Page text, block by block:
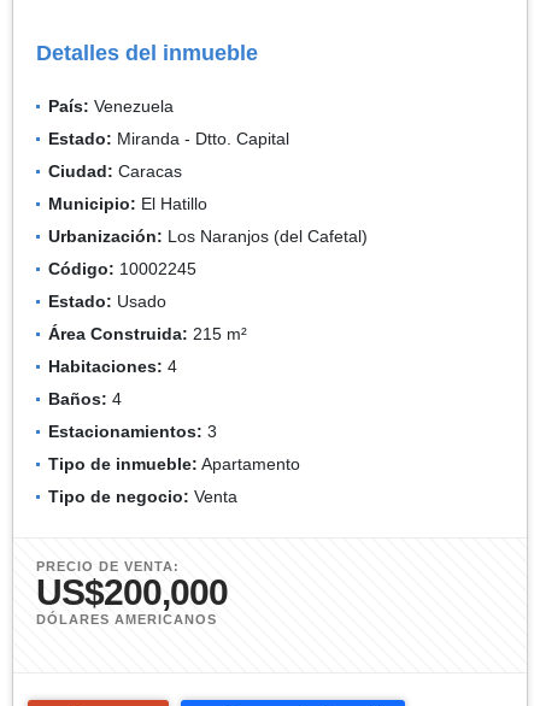
Detalles del inmueble
País: Venezuela
Estado: Miranda - Dtto. Capital
Ciudad: Caracas
Municipio: El Hatillo
Urbanización: Los Naranjos (del Cafetal)
Código: 10002245
Estado: Usado
Área Construida: 215 m²
Habitaciones: 4
Baños: 4
Estacionamientos: 3
Tipo de inmueble: Apartamento
Tipo de negocio: Venta
PRECIO DE VENTA:
US$200,000
DÓLARES AMERICANOS